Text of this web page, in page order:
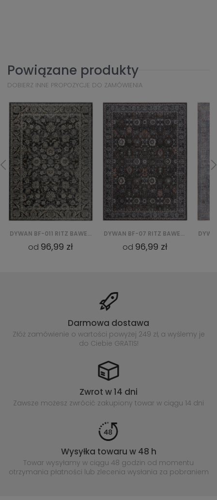
Powiązane produkty
DOBIERZ INNE PROPOZYCJE DO ZAMÓWIENIA
DYWAN BF-011 RITZ BAWEŁNIANY
od 96,99 zł
DYWAN BF-07 RITZ BAWEŁNIANY
od 96,99 zł
Darmowa dostawa
Złóż zamówienie o wartości powyżej 249 zł, a wyślemy je
do Ciebie GRATIS!
Zwrot w 14 dni
Zawsze możesz zwrócić zakupiony towar w ciągu 14 dni
Wysyłka towaru w 48 h
Towar wysyłamy w ciągu 48 godzin od momentu
otrzymania płatności lub zlecenia wysłania za pobraniem